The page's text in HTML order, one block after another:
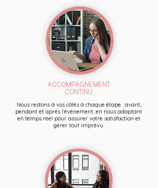
ACCOMPAGNEMENT
CONTINU
Nous restons à vos côtés à chaque étape : avant,
pendant et après l’événement, en nous adaptant
en temps réel pour assurer votre satisfaction et
gérer tout imprévu.